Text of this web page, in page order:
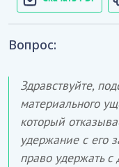
Вопрос:
Здравствуйте,
материального
который
удержание с его
право удержать с